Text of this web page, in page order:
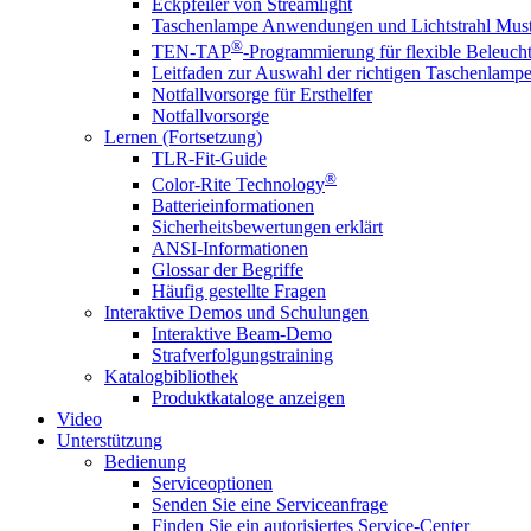
Taschenlampe Anwendungen und Lichtstrahl
TEN-TAP®-Programmierung für flexible
Leitfaden zur Auswahl der richtigen Taschenlampe
Notfallvorsorge für Ersthelfer
Notfallvorsorge
Lernen (Fortsetzung)
TLR-Fit-Guide
Color-Rite Technology®
Batterieinformationen
Sicherheitsbewertungen erklärt
ANSI-Informationen
Glossar der Begriffe
Häufig gestellte Fragen
Interaktive Demos und Schulungen
Interaktive Beam-Demo
Strafverfolgungstraining
Katalogbibliothek
Produktkataloge anzeigen
Video
Unterstützung
Bedienung
Serviceoptionen
Senden Sie eine Serviceanfrage
Finden Sie ein autorisiertes Service-Center